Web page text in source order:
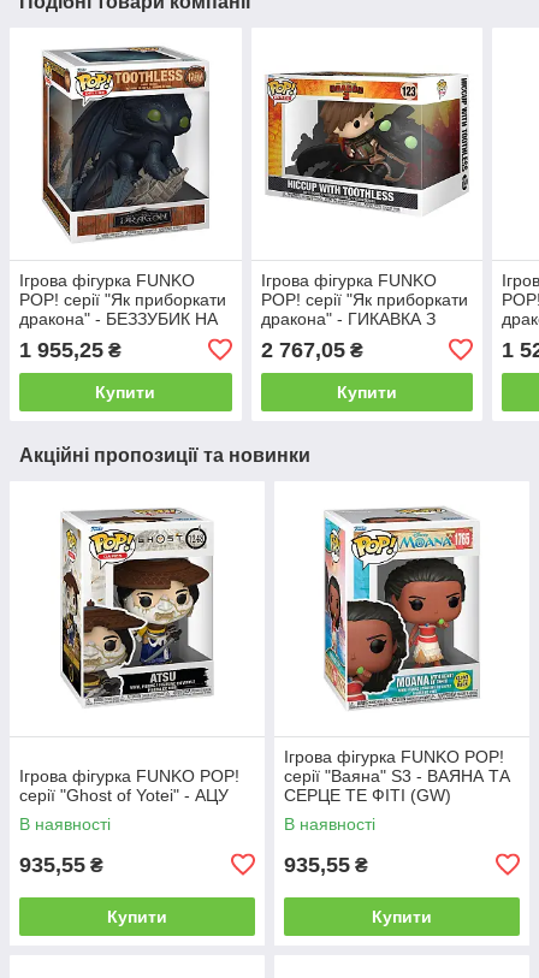
Ігрова фігурка FUNKO
POP! серії "Як приборкати
дракона" - БЕЗЗУБИК НА
1 955,25 ₴
Купити
Ігрова фігурка FUNKO
POP! серії "Як приборкати
дракона" - ГИКАВКА З
2 767,05₴
Купити
1
Акційні пропозиції та новинки
Ігрова фігурка FUNKO POP!
серії "Ghost of Yotei" - АЦУ
В наявності
935,55 ₴
Купити
Ігрова фігурка FUNKO POP!
серії "Ваяна" S3 - ВАЯНА ТА
СЕРЦЕ ТЕ ФІТІ (GW)
В наявності
935,55 ₴
Купити